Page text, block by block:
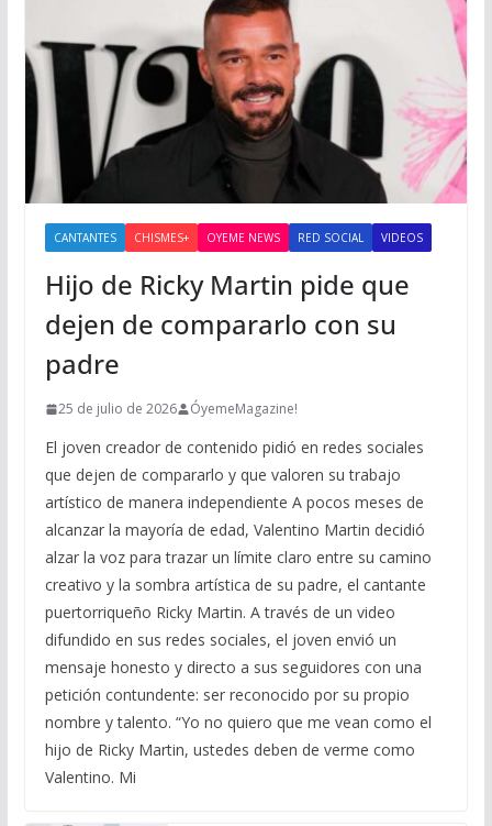
CANTANTES CHISMES+ OYEME NEWS RED SOCIAL VIDEOS
Hijo de Ricky Martin pide que
dejen de compararlo con su
padre
25 de julio de 2026 ÓyemeMagazine!
El joven creador de contenido pidió en redes sociales
que dejen de compararlo y que valoren su trabajo
artístico de manera independiente A pocos meses de
alcanzar la mayoría de edad, Valentino Martin decidió
alzar la voz para trazar un límite claro entre su camino
creativo y la sombra artística de su padre, el cantante
puertorriqueño Ricky Martin. A través de un video
difundido en sus redes sociales, el joven envió un
mensaje honesto y directo a sus seguidores con una
petición contundente: ser reconocido por su propio
nombre y talento. “Yo no quiero que me vean como el
hijo de Ricky Martin, ustedes deben de verme como
Valentino. Mi